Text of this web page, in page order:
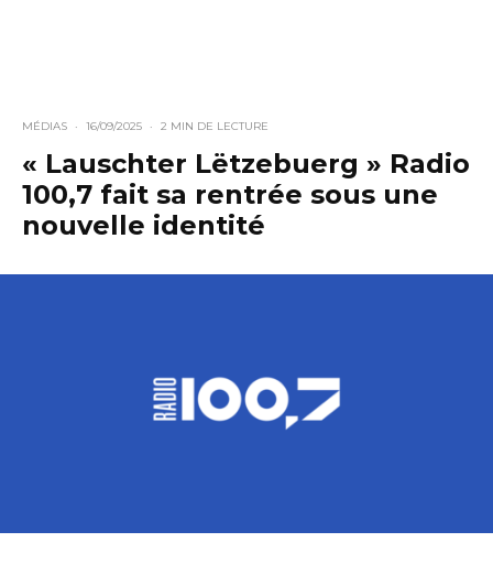
MÉDIAS · 16/09/2025 · 2 MIN DE LECTURE
« Lauschter Lëtzebuerg » Radio
100,7 fait sa rentrée sous une
nouvelle identité